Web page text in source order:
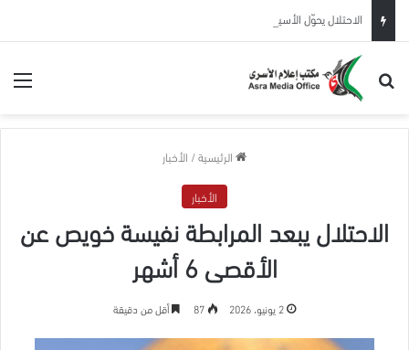
بحث عن
الرئيسية/ الأخبار
الأخبار
الاحتلال يبعد المرابطة نفيسة خويص عن
الأقصى 6 أشهر
2 يونيو، 2026 87 أقل من دقيقة